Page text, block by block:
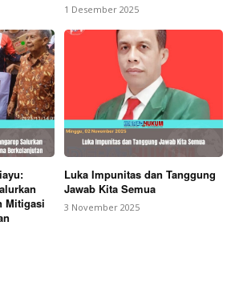
1 Desember 2025
Mitigasi
Luka Impunitas dan Tanggung
Jawab Kita Semua
3 November 2025